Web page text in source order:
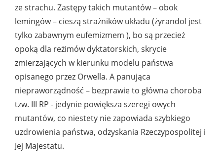
ze strachu. Zastępy takich mutantów – obok
lemingów – cieszą strażników układu (żyrandol jest
tylko zabawnym eufemizmem ), bo są przecież
opoką dla reżimów dyktatorskich, skrycie
zmierzających w kierunku modelu państwa
opisanego przez Orwella. A panująca
niepraworządność – bezprawie to główna choroba
tzw. III RP - jedynie powiększa szeregi owych
mutantów, co niestety nie zapowiada szybkiego
uzdrowienia państwa, odzyskania Rzeczypospolitej i
Jej Majestatu.